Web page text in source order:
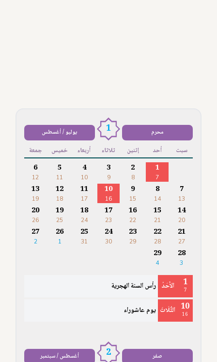
محرم 1 يوليو / أغسطس
سبت أحد إثنين ثلاثاء أربعاء خميس جمعة
1
7
2
8
3
9
4
10
5
11
6
12
7
13
8
14
9
15
10
16
11
17
12
18
13
19
14
20
15
21
16
22
17
23
18
24
19
25
20
26
21
27
22
28
23
29
24
30
25
31
26
1
27
2
28
3
29
4
1
7 الأَحَدُ رأس السنة الهجرية
10
16 الثُّلَاثَ يوم عاشوراء
صفر 2 أغسطس / سبتمبر